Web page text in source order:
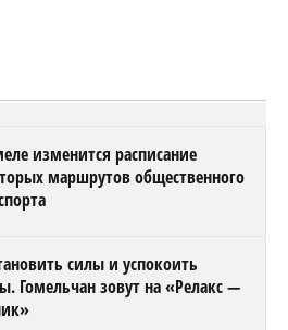
изменится расписание
маршрутов общественного
силы и успокоить
Гомельчан зовут на «Релакс —